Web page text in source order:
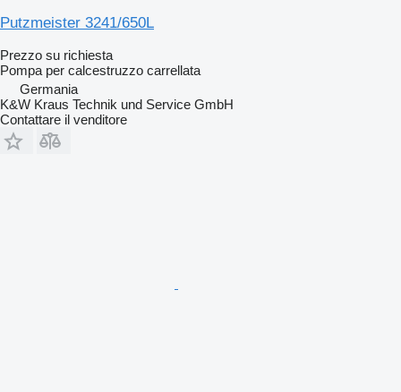
Putzmeister 3241/650L
Prezzo su richiesta
Pompa per calcestruzzo carrellata
Germania
K&W Kraus Technik und Service GmbH
Contattare il venditore